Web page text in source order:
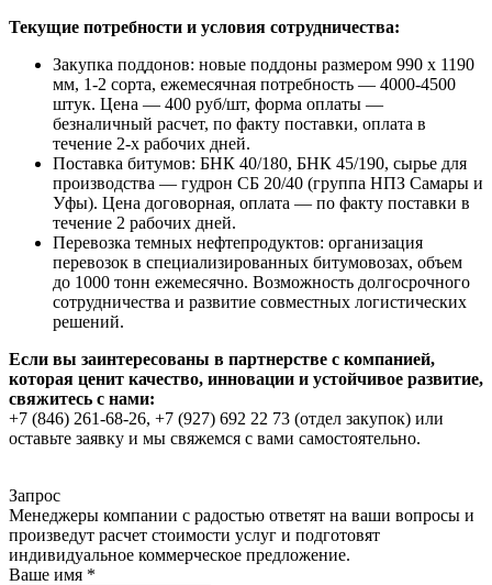
Текущие потребности и условия сотрудничества:
Закупка поддонов: новые поддоны размером 990 х 1190
мм, 1-2 сорта, ежемесячная потребность — 4000-4500
штук. Цена — 400 руб/шт, форма оплаты —
безналичный расчет, по факту поставки, оплата в
течение 2-х рабочих дней.
Поставка битумов: БНК 40/180, БНК 45/190, сырье для
производства — гудрон СБ 20/40 (группа НПЗ Самары и
Уфы). Цена договорная, оплата — по факту поставки в
течение 2 рабочих дней.
Перевозка темных нефтепродуктов: организация
перевозок в специализированных битумовозах, объем
до 1000 тонн ежемесячно. Возможность долгосрочного
сотрудничества и развитие совместных логистических
решений.
Если вы заинтересованы в партнерстве с компанией,
которая ценит качество, инновации и устойчивое развитие,
свяжитесь с нами:
+7 (846) 261-68-26, +7 (927) 692 22 73 (отдел закупок) или
оставьте заявку и мы свяжемся с вами самостоятельно.
Запрос
Менеджеры компании с радостью ответят на ваши вопросы и
произведут расчет стоимости услуг и подготовят
индивидуальное коммерческое предложение.
Ваше имя *